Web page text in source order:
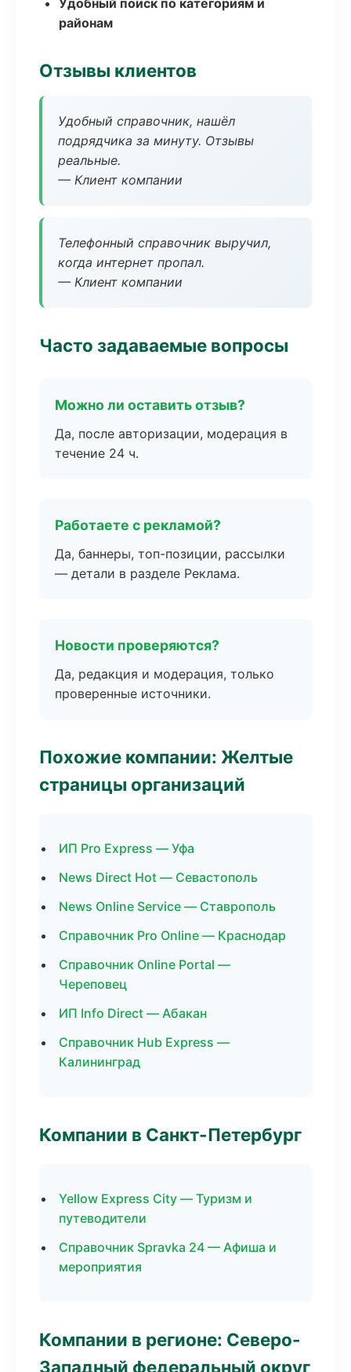
Удобный поиск по категориям и
районам
Отзывы клиентов
Удобный справочник, нашёл
подрядчика за минуту. Отзывы
реальные.
— Клиент компании
Телефонный справочник выручил,
когда интернет пропал.
— Клиент компании
Часто задаваемые вопросы
Можно ли оставить отзыв?
Да, после авторизации, модерация в
течение 24 ч.
Работаете с рекламой?
Да, баннеры, топ-позиции, рассылки
— детали в разделе Реклама.
Новости проверяются?
Да, редакция и модерация, только
проверенные источники.
Похожие компании: Желтые
страницы организаций
ИП Pro Express — Уфа
News Direct Hot — Севастополь
News Online Service — Ставрополь
Справочник Pro Online — Краснодар
Справочник Online Portal —
Череповец
ИП Info Direct — Абакан
Справочник Hub Express —
Калининград
Компании в Санкт-Петербург
Yellow Express City — Туризм и
путеводители
Справочник Spravka 24 — Афиша и
мероприятия
Компании в регионе: Северо-
Западный федеральный округ